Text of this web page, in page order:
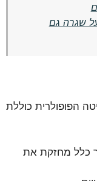
שגרה גם
הפופולרית כוללת
כלל מחזקת את